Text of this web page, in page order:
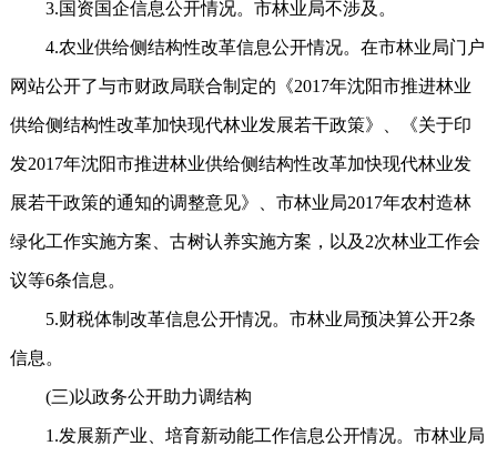
3.国资国企信息公开情况。市林业局不涉及。
4.农业供给侧结构性改革信息公开情况。在市林业局门户
网站公开了与市财政局联合制定的《2017年沈阳市推进林业
供给侧结构性改革加快现代林业发展若干政策》、《关于印
发2017年沈阳市推进林业供给侧结构性改革加快现代林业发
展若干政策的通知的调整意见》、市林业局2017年农村造林
绿化工作实施方案、古树认养实施方案，以及2次林业工作会
议等6条信息。
5.财税体制改革信息公开情况。市林业局预决算公开2条
信息。
(三)以政务公开助力调结构
1.发展新产业、培育新动能工作信息公开情况。市林业局